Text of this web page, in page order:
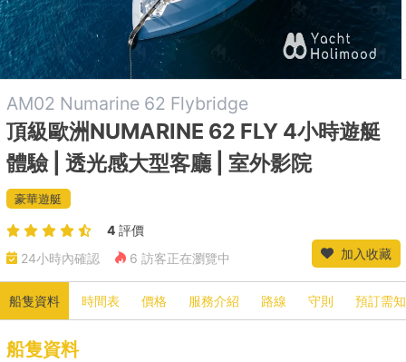
AM02 Numarine 62 Flybridge
頂級歐洲NUMARINE 62 FLY 4小時遊艇
體驗 | 透光感大型客廳 | 室外影院
豪華遊艇
4 評價
24小時內確認
6 訪客正在瀏覽中 加入收藏
船隻資料 時間表 價格 服務介紹 路線 守則 預訂需知
船隻資料